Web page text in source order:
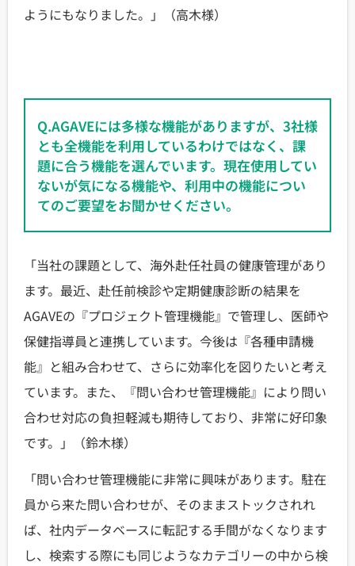
ようにもなりました。」（高木様）
Q.AGAVEには多様な機能がありますが、3社様
とも全機能を利用しているわけではなく、課
題に合う機能を選んでいます。現在使用してい
ないが気になる機能や、利用中の機能につい
てのご要望をお聞かせください。
「当社の課題として、海外赴任社員の健康管理があり
ます。最近、赴任前検診や定期健康診断の結果を
AGAVEの『プロジェクト管理機能』で管理し、医師や
保健指導員と連携しています。今後は『各種申請機
能』と組み合わせて、さらに効率化を図りたいと考え
ています。また、『問い合わせ管理機能』により問い
合わせ対応の負担軽減も期待しており、非常に好印象
です。」（鈴木様）
「問い合わせ管理機能に非常に興味があります。駐在
員から来た問い合わせが、そのままストックされれ
ば、社内データベースに転記する手間がなくなります
し、検索する際にも同じようなカテゴリーの中から検